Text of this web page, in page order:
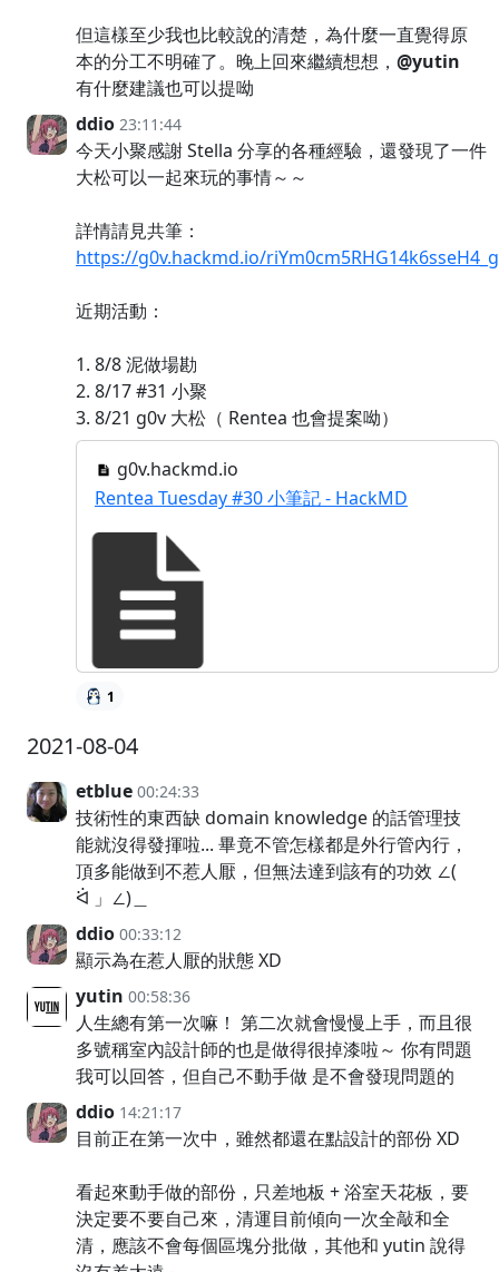
但這樣至少我也比較說的清楚，為什麼一直覺得原
本的分工不明確了。晚上回來繼續想想， @yutin
有什麼建議也可以提呦
ddio 23:11:44
今天小聚感謝 Stella 分享的各種經驗，還發現了一件
大松可以一起來玩的事情～～
詳情請見共筆：
https://g0v.hackmd.io/riYm0cm5RHG14k6sseH4_g
近期活動：
1. 8/8 泥做場勘
2. 8/17 #31 小聚
3. 8/21 g0v 大松（ Rentea 也會提案呦）
g0v.hackmd.io
Rentea Tuesday #30 小筆記 - HackMD
1
2021-08-04
etblue 00:24:33
技術性的東西缺 domain knowledge 的話管理技
能就沒得發揮啦... 畢竟不管怎樣都是外行管內行，
頂多能做到不惹人厭，但無法達到該有的功效 ∠(
ᐛ 」∠)＿
ddio 00:33:12
顯示為在惹人厭的狀態 XD
yutin 00:58:36
人生總有第一次嘛！ 第二次就會慢慢上手，而且很
多號稱室內設計師的也是做得很掉漆啦～ 你有問題
我可以回答，但自己不動手做 是不會發現問題的
ddio 14:21:17
目前正在第一次中，雖然都還在點設計的部份 XD
看起來動手做的部份，只差地板 + 浴室天花板，要
決定要不要自己來，清運目前傾向一次全敲和全
清，應該不會每個區塊分批做，其他和 yutin 說得